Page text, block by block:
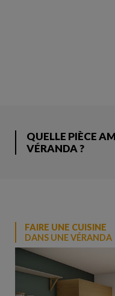
QUELLE PIÈCE
VÉRANDA ?
FAIRE UNE CUISINE
DANS UNE VÉRANDA